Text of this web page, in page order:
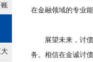
在金融领域的专业
展望未来，讨债
务。相信在金诚讨